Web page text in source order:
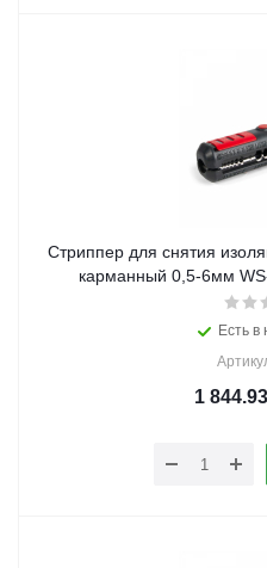
Стриппер для снятия
карманный 0,5-6мм
Есть в
1 844.93